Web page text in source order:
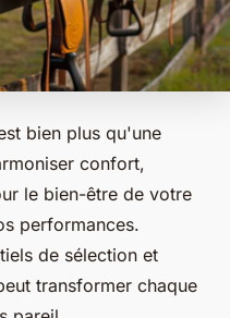
bien plus qu'une
confort,
le bien-être de votre
performances.
de sélection et
transformer chaque